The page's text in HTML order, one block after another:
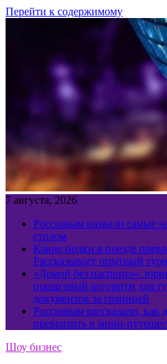
Перейти к содержимому
7 августа, 2026
Россиянам назвали самые
столом
Какие полки в поезде
Рассказывает опытный
«Домой без паспорта»:
пошаговый алгоритм для
документов за границей
Россиянам рассказали, как
превратить в мини-
Шоу бизнес